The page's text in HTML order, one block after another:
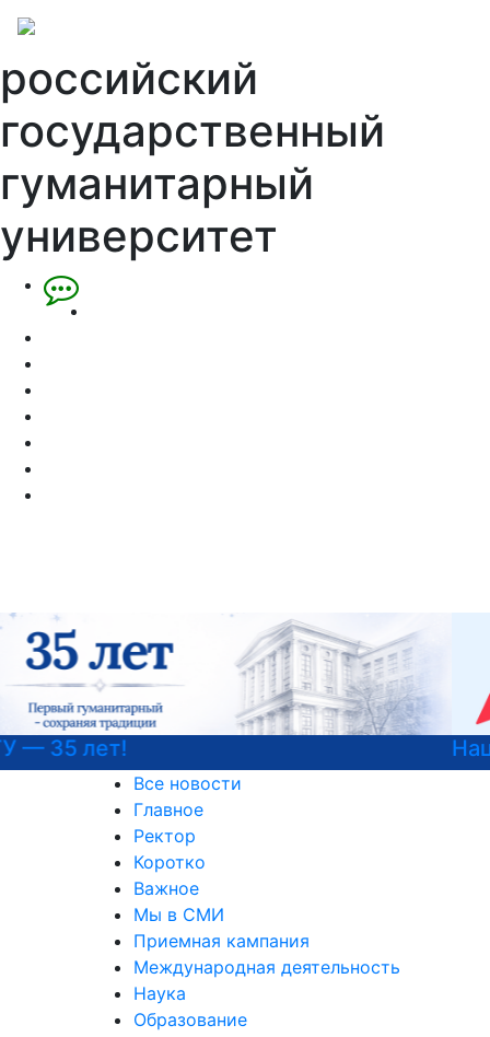
российский
государственный
гуманитарный
университет
Национальные проекты России
Все новости
Главное
Ректор
Коротко
Важное
Мы в СМИ
Приемная кампания
Международная деятельность
Наука
Образование